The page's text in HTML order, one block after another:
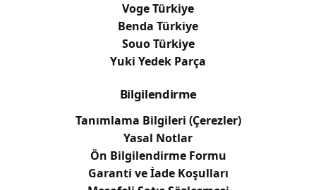
Voge Türkiye
Benda Türkiye
Souo Türkiye
Yuki Yedek Parça
Bilgilendirme
Tanımlama Bilgileri (Çerezler)
Yasal Notlar
Ön Bilgilendirme Formu
Garanti ve İade Koşulları